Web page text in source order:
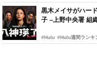
黒木メイサがハー
子 –上野中央署 組
#Hulu #Hulu週間ランキ